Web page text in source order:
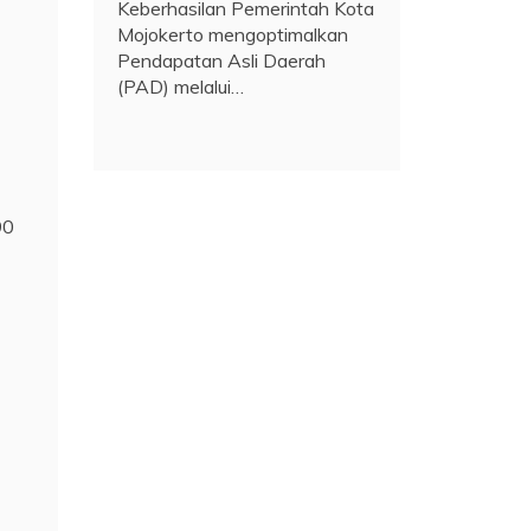
Keberhasilan Pemerintah Kota
Mojokerto mengoptimalkan
Pendapatan Asli Daerah
(PAD) melalui…